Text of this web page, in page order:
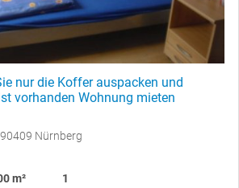
nur die Koffer auspacken und
vorhanden Wohnung mieten
Nürnberg
m²
1